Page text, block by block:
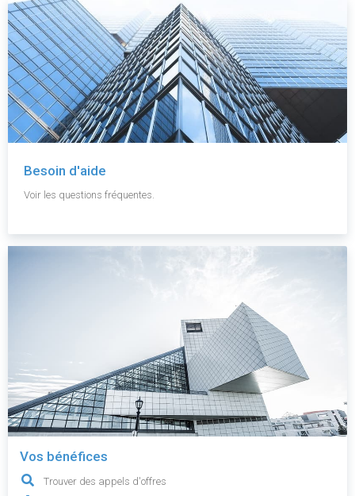
Besoin d'aide
Voir les questions fréquentes.
Vos bénéfices
Trouver des appels d'offres